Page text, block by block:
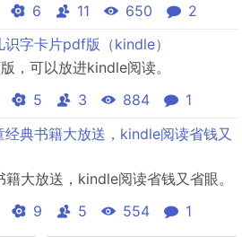
6 11 650 2
识字卡片pdf版（kindle）
，可以放进kindle阅读。
5 3 884 1
经典书籍大放送，kindle阅读省钱又
大放送，kindle阅读省钱又省眼。
9 5 554 1